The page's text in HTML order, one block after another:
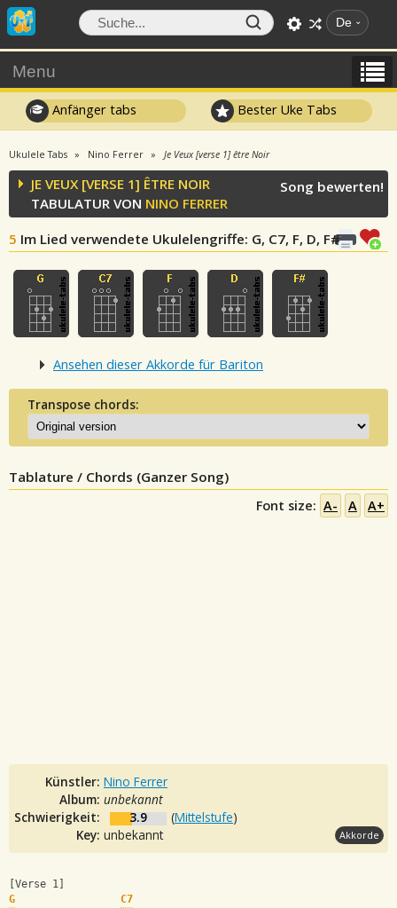
De
Menu
Anfänger tabs Bester Uke Tabs
Ukulele Tabs Nino Ferrer Je Veux [verse 1] être Noir
JE VEUX [VERSE 1] ÊTRE NOIR
TABULATUR VON NINO FERRER
5 Im Lied verwendete Ukulelengriffe: G, C7, F, D, F#
Song bewerten!
Ansehen dieser Akkorde für Bariton
Transpose chords:
Tablature / Chords (Ganzer Song)
Font size: A- A A+
Künstler: Nino Ferrer
Album: unbekannt
Schwierigkeit:
3.9 (Mittelstufe)
Key: unbekannt Akkorde
[Verse 1]
G
C7